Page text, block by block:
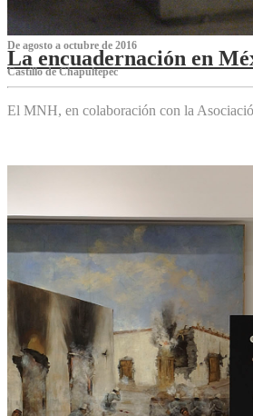
De agosto a octubre de 2016
La encuadernación en
Castillo de Chapultepec
El MNH, en colaboración con la